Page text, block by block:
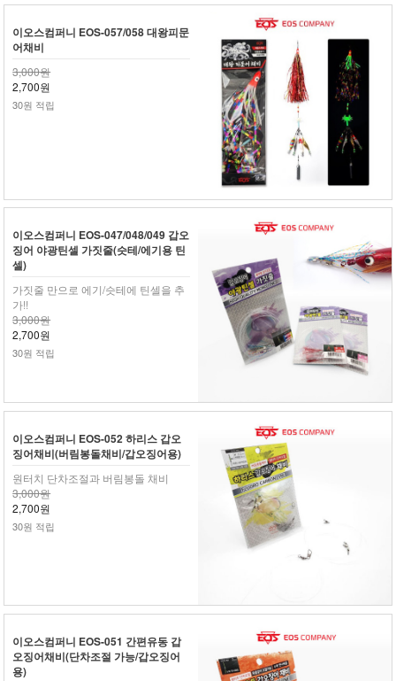
이오스컴퍼니 EOS-057/058 대왕피문
어채비
3,000원
2,700원
30원 적립
이오스컴퍼니 EOS-047/048/049 갑오
징어 야광틴셀 가짓줄(슷테/에기용 틴
셀)
가짓줄 만으로 에기/슷테에 틴셀을 추
가!!
3,000원
2,700원
30원 적립
이오스컴퍼니 EOS-052 하리스 갑오
징어채비(버림봉돌채비/갑오징어용)
원터치 단차조절과 버림봉돌 채비
3,000원
2,700원
30원 적립
이오스컴퍼니 EOS-051 간편유동 갑
오징어채비(단차조절 가능/갑오징어
용)